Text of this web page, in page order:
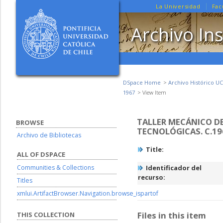
La Universidad
Archivo
DSpace Home
Archivo Histórico UC
1967
View Item
TALLER MECÁNICO
TECNOLÓGICAS.
Title:
Identificador del
recurso:
Files in this item
BROWSE
Archivo de Bibliotecas
ALL OF DSPACE
Communities & Collections
Titles
xmlui.ArtifactBrowser.Navigation.browse_ispartof
THIS COLLECTION